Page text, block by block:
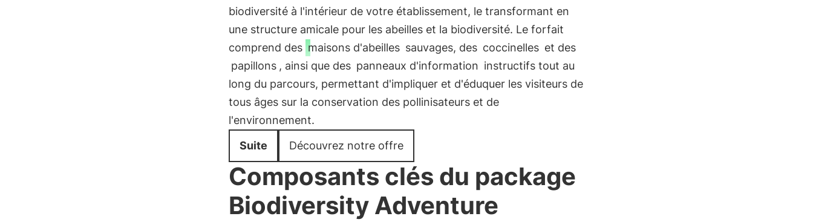
biodiversité à l'intérieur de votre établissement, le transformant en
une structure amicale pour les abeilles et la biodiversité. Le forfait
comprend des maisons d'abeilles sauvages, des coccinelles et des
papillons , ainsi que des panneaux d'information instructifs tout au
long du parcours, permettant d'impliquer et d'éduquer les visiteurs de
tous âges sur la conservation des pollinisateurs et de
l'environnement.
Suite
Découvrez notre offre
Composants clés du package
Biodiversity Adventure